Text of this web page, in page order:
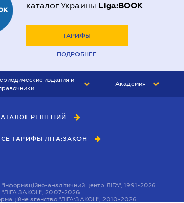
каталог Украины Liga:BOOK
ТАРИФЫ
ПОДРОБНЕЕ
издания и
БУХГАЛТЕР&ЗАКОН
ВЕСТНИК МСФО
Академия
РЕШЕНИЙ
ТАРИФЫ ЛІГА:ЗАКОН
аналітичний центр ЛІГА", 1991-2026.
ЗАКОН", 2007-2026.
агенство "ЛІГА:ЗАКОН", 2010-2026.